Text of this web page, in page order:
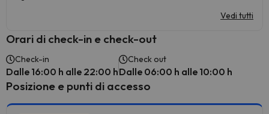
Vedi tutti
Orari di check-in e check-out
Check-in
Dalle 16:00 h alle 22:00 h
Check out
Dalle 06:00 h alle 10:00 h
Posizione e punti di accesso